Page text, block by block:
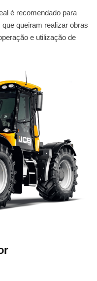
é recomendado para
queiram realizar obras
e utilização de